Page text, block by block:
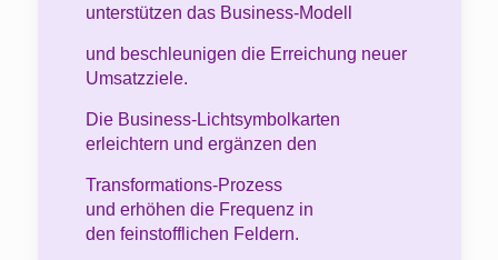
unterstützen das Business-Modell
und beschleunigen die Erreichung neuer
Umsatzziele.
Die Business-Lichtsymbolkarten
erleichtern und ergänzen den
Transformations-Prozess
und erhöhen die Frequenz in
den feinstofflichen Feldern.